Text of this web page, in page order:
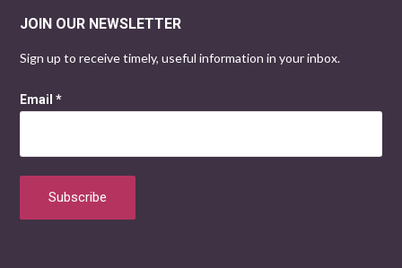
JOIN OUR NEWSLETTER
Sign up to receive timely, useful information in your inbox.
Email*